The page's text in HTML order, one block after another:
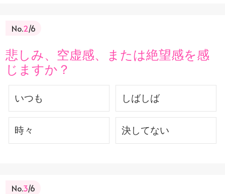
No.2/6
悲しみ、空虚感、または絶望感を感
じますか？
いつも しばしば
時々 決してない
No.3/6